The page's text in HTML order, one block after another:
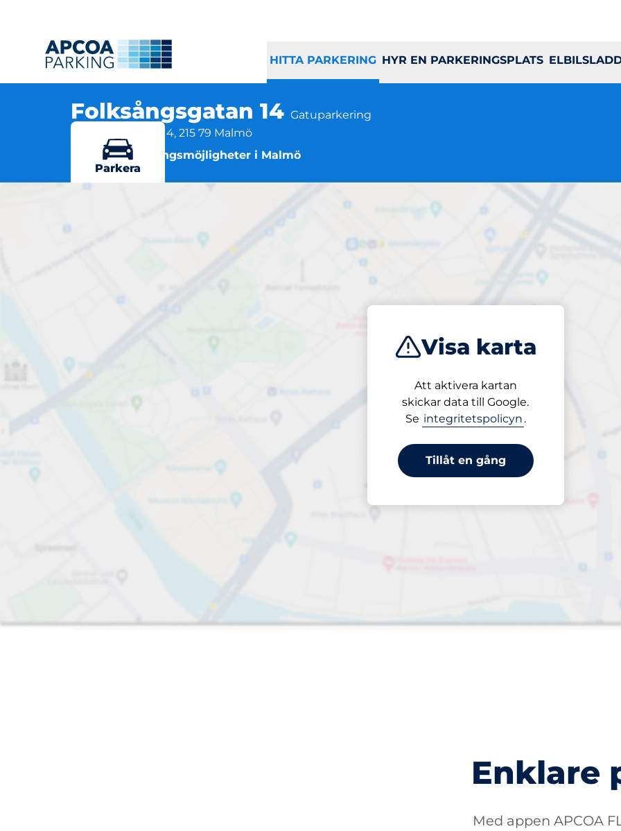
HITTA PARKERING HYR EN PARKERINGSPLATS
Folksångsgatan 14 Gatuparkering
Folksångsgatan 14, 215 79 Malmö
Flera parkeringsmöjligheter i Malmö
Visa karta
Att aktivera kartan
skickar data till Google.
Se integritetspolicyn .
Tillåt en gång
Parkera
Folksångsgatan 14
Öppet nu
från 2,00 kr
Priser och betalning
Enklare
Med appen APCOA